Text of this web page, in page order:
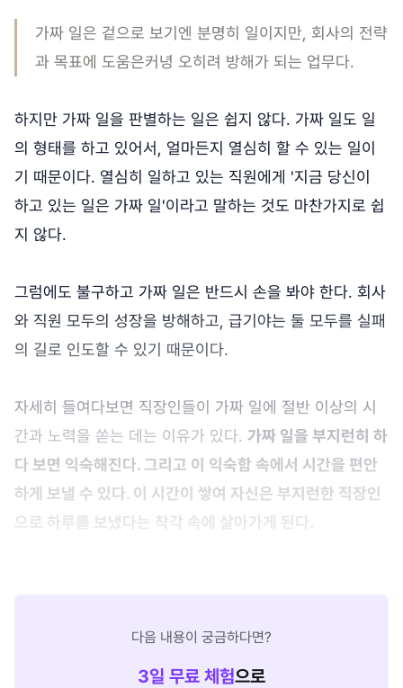
가짜 일은 겉으로 보기엔 분명히 일이지만, 회사의 전략
과 목표에 도움은커녕 오히려 방해가 되는 업무다.
하지만 가짜 일을 판별하는 일은 쉽지 않다. 가짜 일도 일
의 형태를 하고 있어서, 얼마든지 열심히 할 수 있는 일이
기 때문이다. 열심히 일하고 있는 직원에게 '지금 당신이
하고 있는 일은 가짜 일'이라고 말하는 것도 마찬가지로 쉽
지 않다.
그럼에도 불구하고 가짜 일은 반드시 손을 봐야 한다. 회사
와 직원 모두의 성장을 방해하고, 급기야는 둘 모두를 실패
의 길로 인도할 수 있기 때문이다.
자세히 들여다보면 직장인들이 가짜 일에 절반 이상의 시
간과 노력을 쏟는 데는 이유가 있다. 가짜 일을 부지런히 하
다 보면 익숙해진다. 그리고 이 익숙함 속에서 시간을 편안
하게 보낼 수 있다. 이 시간이 쌓여 자신은 부지런한 직장인
으로 하루를 보냈다는 착각 속에 살아가게 된다.
다음 내용이 궁금하다면?
3일 무료 체험으로